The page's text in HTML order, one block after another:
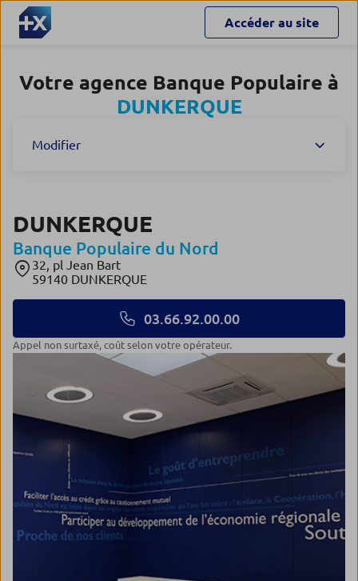
Accéder au site
Votre agence Banque Populaire à
DUNKERQUE
Modifier
DUNKERQUE
Banque Populaire du Nord
32, pl Jean Bart
59140 DUNKERQUE
03.66.92.00.00
Appel non surtaxé, coût selon votre opérateur.